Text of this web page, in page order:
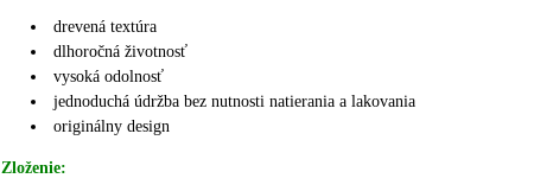
drevená textúra
dlhoročná životnosť
vysoká odolnosť
jednoduchá údržba bez nutnosti natierania a lakovania
originálny design
Zloženie: